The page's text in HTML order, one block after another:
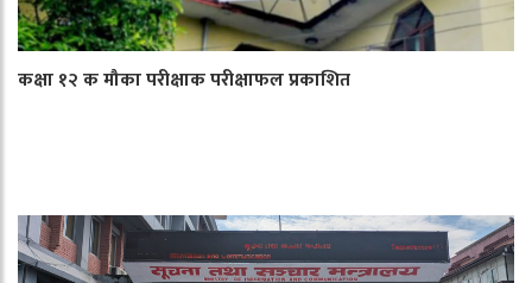
कक्षा १२ क मौका परीक्षाक परीक्षाफल प्रकाशित